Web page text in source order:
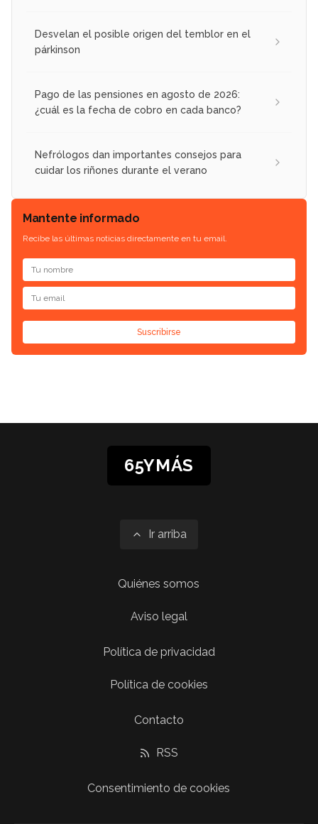
Desvelan el posible origen del temblor en el
párkinson
Pago de las pensiones en agosto de 2026:
¿cuál es la fecha de cobro en cada banco?
Nefrólogos dan importantes consejos para
cuidar los riñones durante el verano
Mantente informado
Recibe las últimas noticias directamente en tu email.
Suscribirse
65YMÁS
Ir arriba
Quiénes somos
Aviso legal
Política de privacidad
Política de cookies
Contacto
RSS
Consentimiento de cookies